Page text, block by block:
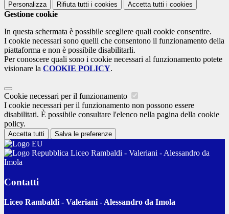
Personalizza Rifiuta tutti i cookies Accetta tutti i cookies
Gestione cookie
In questa schermata è possibile scegliere quali cookie consentire.
I cookie necessari sono quelli che consentono il funzionamento della
piattaforma e non è possibile disabilitarli.
Per conoscere quali sono i cookie necessari al funzionamento potete
visionare la COOKIE POLICY.
Cookie necessari per il funzionamento
I cookie necessari per il funzionamento non possono essere
disabilitati. È possibile consultare l'elenco nella pagina della cookie
policy.
Accetta tutti Salva le preferenze
Liceo Rambaldi - Valeriani - Alessandro da
Imola
Contatti
Liceo Rambaldi - Valeriani - Alessandro da Imola